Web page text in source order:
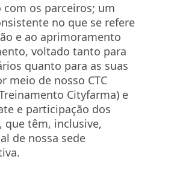
com os parceiros; um
no que se refere
e ao aprimoramento
voltado tanto para
quanto para as suas
meio de nosso CTC
Cityfarma) e
e participação dos
que têm, inclusive,
de nossa sede